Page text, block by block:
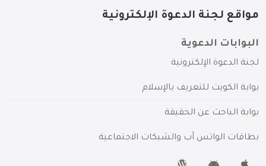
مواقع لجنة الدعوة الإلكترونية
البوابات الدعوية
لجنة الدعوة الإلكترونية
بوابة الكويت للتعريف بالإسلام
بوابة الباحث عن الحقيقة
بطاقات الواتس آب والشبكات الاجتماعية